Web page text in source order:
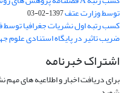
توسط وزارت عتف1397-02-03
کسب رتبه اول نشریات جغرافیا
ضریب تاثیر در پایگاه استنادی علوم
اشتراک خبرنامه
برای دریافت اخبار و اطلاعیه های